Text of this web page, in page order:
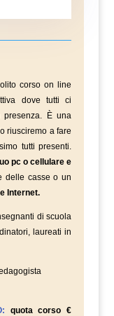
corso on line
dove tutti ci
presenza. È una
riusciremo a fare
tutti presenti.
pc o cellulare e
delle casse o un
Internet.
di scuola
laureati in
quota corso €